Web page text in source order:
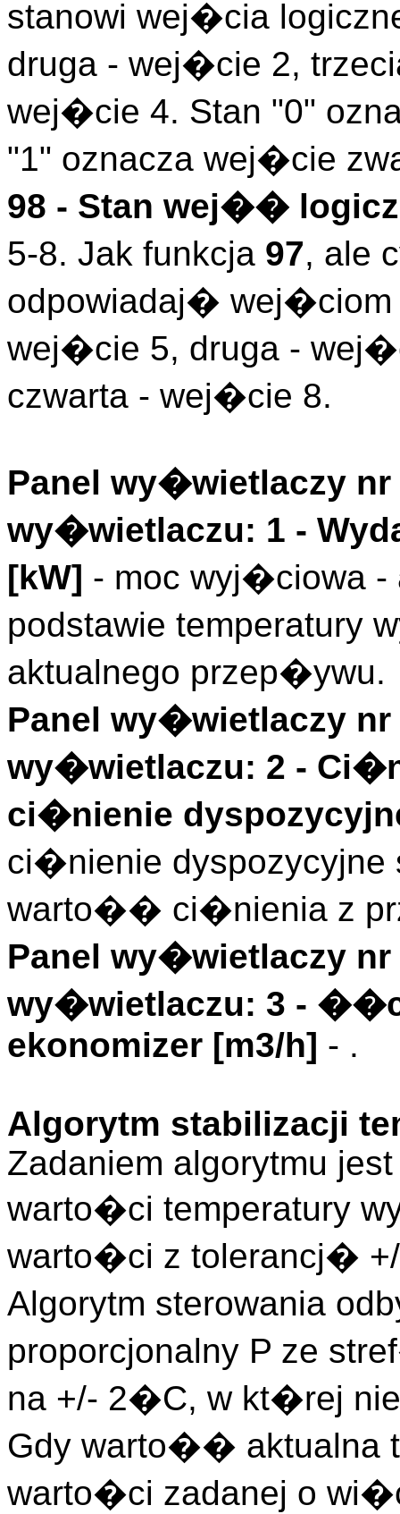
stanowi wej�cia
druga - wej�cie 2,
wej�cie 4. Stan "0"
"1" oznacza wej�cie
98 - Stan wej��
5-8. Jak funkcja 97, ale
odpowiadaj� wej�ciom
wej�cie 5, druga -
czwarta - wej�cie 8.
Panel wy�wietlaczy nr
wy�wietlaczu: 1 -
[kW] - moc wyj�ciowa -
podstawie temperatury
aktualnego przep�ywu.
Panel wy�wietlaczy nr
wy�wietlaczu: 2 -
ci�nienie
ci�nienie dyspozycyjne
warto�� ci�nienia z
Panel wy�wietlaczy nr
wy�wietlaczu: 3 -
ekonomizer [m3/h] - .
Algorytm stabilizacji
Zadaniem algorytmu
warto�ci temperatury
warto�ci z tolerancj�
Algorytm sterowania
proporcjonalny P ze
na +/- 2�C, w kt�rej
Gdy warto�� aktualna
warto�ci zadanej o